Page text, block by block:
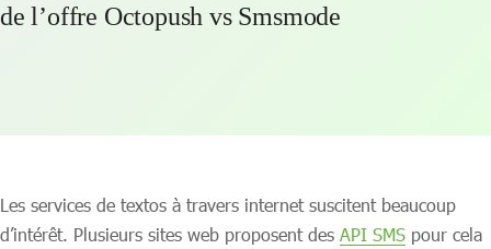
de l’offre Octopush vs Smsmode
Les services de textos à travers internet suscitent beaucoup
d’intérêt. Plusieurs sites web proposent des API SMS pour cela